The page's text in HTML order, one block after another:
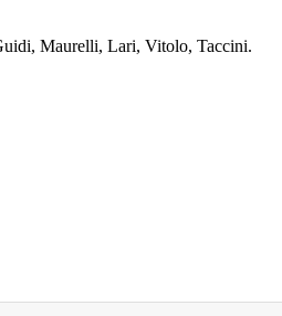
Maurelli, Lari, Vitolo, Taccini.